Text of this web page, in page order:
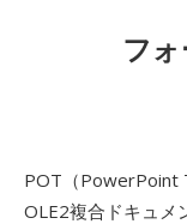
フ
POT（PowerPoint
OLE2複合ドキュメ